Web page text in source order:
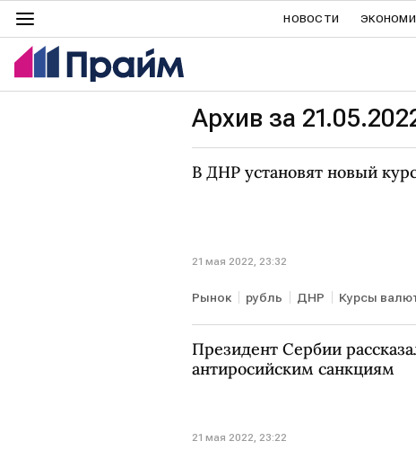
НОВОСТИ
Архив за
В ДНР установят новый
21 мая 2022, 23:32
Рынок рубль ДНР Курсы
Президент Сербии
антиросийским санкциям
21 мая 2022, 23:22